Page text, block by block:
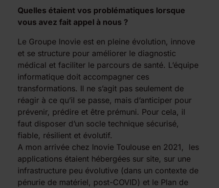
Quelles étaient vos problématiques lorsque
vous avez fait appel à nous ?
Le Groupe Inovie est en pleine évolution, innove
et se structure pour améliorer le diagnostic
médical et faciliter le parcours de santé. L’équipe
informatique doit accompagner ces
transformations. Il ne s’agit pas seulement de
réagir à ce qu’il se passe, mais d’anticiper pour
prévenir, prédire et être prémuni. Pour cela, il
faut disposer d’un socle technique sécurisé,
fiable, résilient et évolutif.
A mon arrivée chez Inovie Toulouse en 2021, les
applications étaient hébergées sur site, sur une
infrastructure peu évolutive (dans un contexte de
pénurie de matériel, post-COVID) et le Plan de